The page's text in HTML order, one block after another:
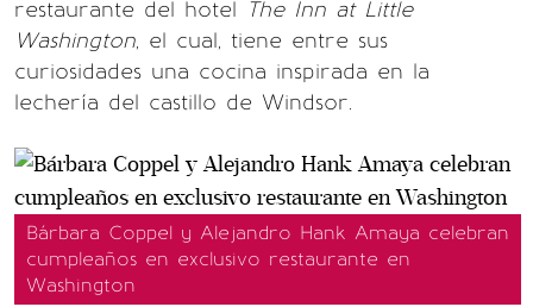
restaurante del hotel The Inn at Little
Washington, el cual, tiene entre sus
curiosidades una cocina inspirada en la
lechería del castillo de Windsor.
Bárbara Coppel y Alejandro Hank Amaya celebran
cumpleaños en exclusivo restaurante en
Washington